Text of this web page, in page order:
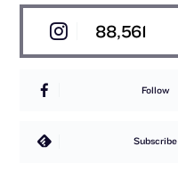
88,561
Follow
Subscribe